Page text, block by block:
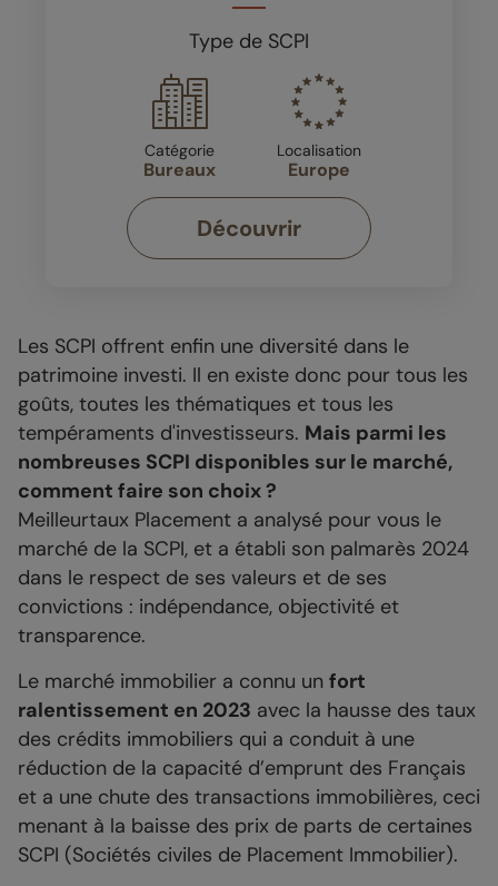
Type de SCPI
Catégorie
Bureaux
Localisation
Europe
Découvrir
Les SCPI offrent enfin une diversité dans le
patrimoine investi. Il en existe donc pour tous les
goûts, toutes les thématiques et tous les
tempéraments d'investisseurs. Mais parmi les
nombreuses SCPI disponibles sur le marché,
comment faire son choix ?
Meilleurtaux Placement a analysé pour vous le
marché de la SCPI, et a établi son palmarès 2024
dans le respect de ses valeurs et de ses
convictions : indépendance, objectivité et
transparence.
Le marché immobilier a connu un fort
ralentissement en 2023 avec la hausse des taux
des crédits immobiliers qui a conduit à une
réduction de la capacité d’emprunt des Français
et a une chute des transactions immobilières, ceci
menant à la baisse des prix de parts de certaines
SCPI (Sociétés civiles de Placement Immobilier).